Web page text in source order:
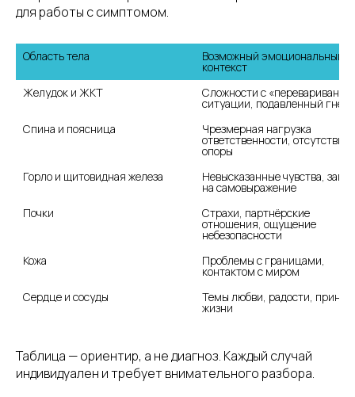
для работы с симптомом.
Область тела Возможный эмоциональный
контекст
Сложности с
ситуации, подавленный гнев
Спина и поясница
Чрезмерная нагрузка
ответственности, отсутствие
опоры
Горло и щитовидная железа
Невысказанные чувства,
на самовыражение
Почки
Страхи, партнёрские
отношения, ощущение
небезопасности
Кожа
Проблемы с границами,
Сердце и сосуды
Темы любви, радости,
жизни
Таблица — ориентир, а не диагноз. Каждый случай
индивидуален и требует внимательного разбора.